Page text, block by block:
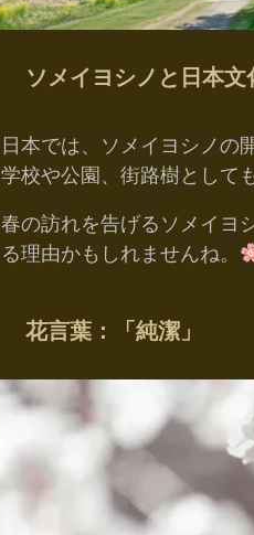
ソメイヨシノと日本文
日本では、ソメイヨシノの
学校や公園、街路樹として
春の訪れを告げるソメイヨ
る理由かもしれませんね。
花言葉：「純潔」